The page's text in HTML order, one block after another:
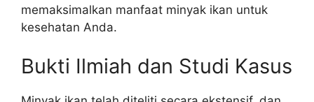
memaksimalkan manfaat minyak ikan untuk
kesehatan Anda.
Bukti Ilmiah dan Studi Kasus